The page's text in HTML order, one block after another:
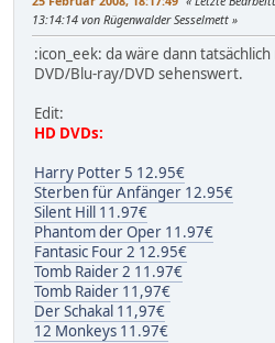
13:14:14 von Rügenwalder Sesselmett
:icon_eek: da wäre dann
DVD/Blu-ray/DVD sehenswert.
Edit:
HD DVDs:
Harry Potter 5 12.95€
Sterben für Anfänger 12.95€
Silent Hill 11.97€
Phantom der Oper 11.97€
Fantasic Four 2 12.95€
Tomb Raider 2 11.97€
Tomb Raider 11,97€
Der Schakal 11,97€
12 Monkeys 11.97€